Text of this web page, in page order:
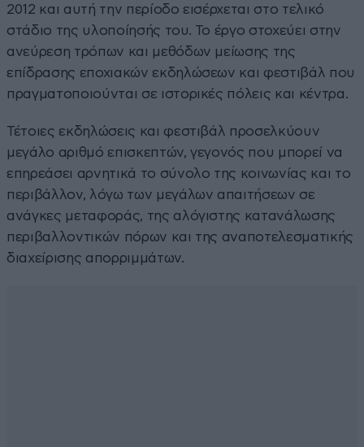
2012 και αυτή την περίοδο εισέρχεται στο τελικό
στάδιο της υλοποίησής του. Το έργο στοχεύει στην
ανεύρεση τρόπων και μεθόδων μείωσης της
επίδρασης εποχιακών εκδηλώσεων και φεστιβάλ που
πραγματοποιούνται σε ιστορικές πόλεις και κέντρα.
Τέτοιες εκδηλώσεις και φεστιβάλ προσελκύουν
μεγάλο αριθμό επισκεπτών, γεγονός που μπορεί να
επηρεάσει αρνητικά το σύνολο της κοινωνίας και το
περιβάλλον, λόγω των μεγάλων απαιτήσεων σε
ανάγκες μεταφοράς, της αλόγιστης κατανάλωσης
περιβαλλοντικών πόρων και της αναποτελεσματικής
διαχείρισης απορριμμάτων.